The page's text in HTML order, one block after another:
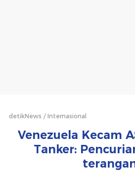
detikNews Internasional
Venezuela Kecam
Tanker: